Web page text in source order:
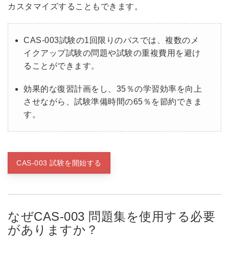
カスタマイズすることもできます。
CAS-003試験の1回限りのパスでは、複数のメ
イクアップ試験の問題や試験の重複費用を避け
ることができます。
効果的な復習計画をし、35％の学習効率を向上
させながら、試験準備時間の65％を節約できま
す。
CAS-003 試験を開始する
なぜCAS-003 問題集を使用する必要
がありますか？